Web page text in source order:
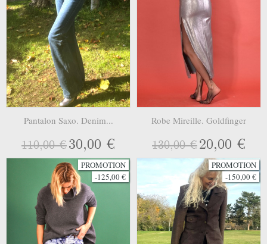
Pantalon Saxo. Denim...
110,00 €30,00 €
Robe Mireille. Goldfinger
130,00 €20,00 €
PROMOTION
-125,00 €
PROMOTION
-150,00 €